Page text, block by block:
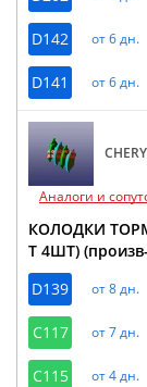
D142 от 6 дн.
D141 от 6 дн.
CHERY
Аналоги и
КОЛОДКИ
Т 4ШТ)
D139
от 8 дн.
C117 от 7 дн.
C115 от 4 дн.